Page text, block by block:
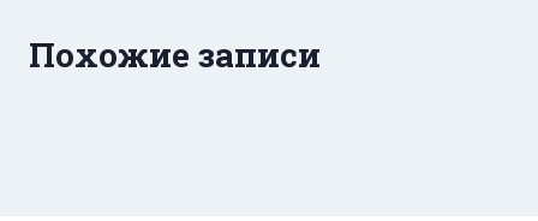
Похожие записи